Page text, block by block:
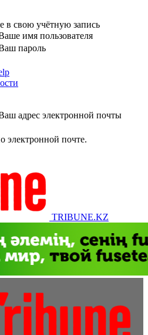
в свою учётную запись
имя пользователя
пароль
адрес электронной почты
электронной почте.
TRIBUNE.KZ